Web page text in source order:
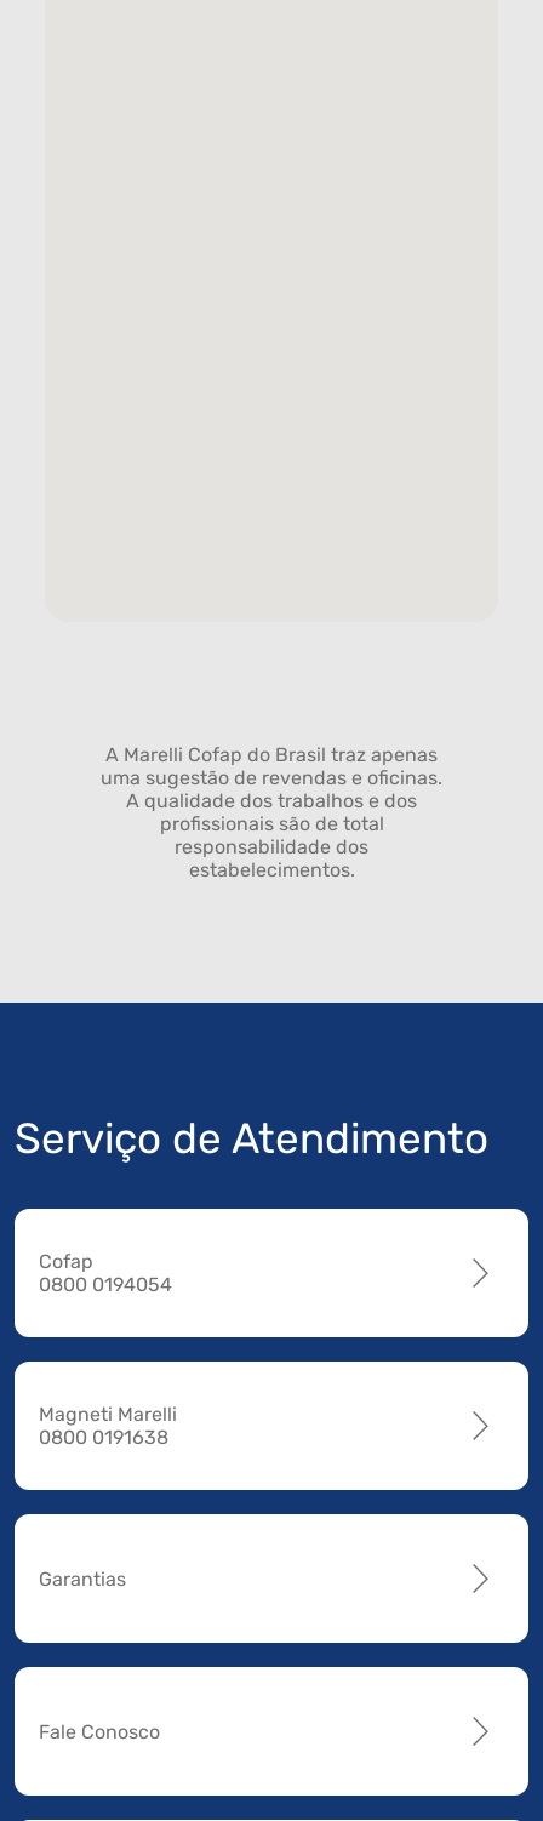
A Marelli Cofap do Brasil traz apenas
uma sugestão de revendas e oficinas.
A qualidade dos trabalhos e dos
profissionais são de total
responsabilidade dos
estabelecimentos.
Serviço de Atendimento
Cofap
0800 0194054
Magneti Marelli
0800 0191638
Garantias
Fale Conosco